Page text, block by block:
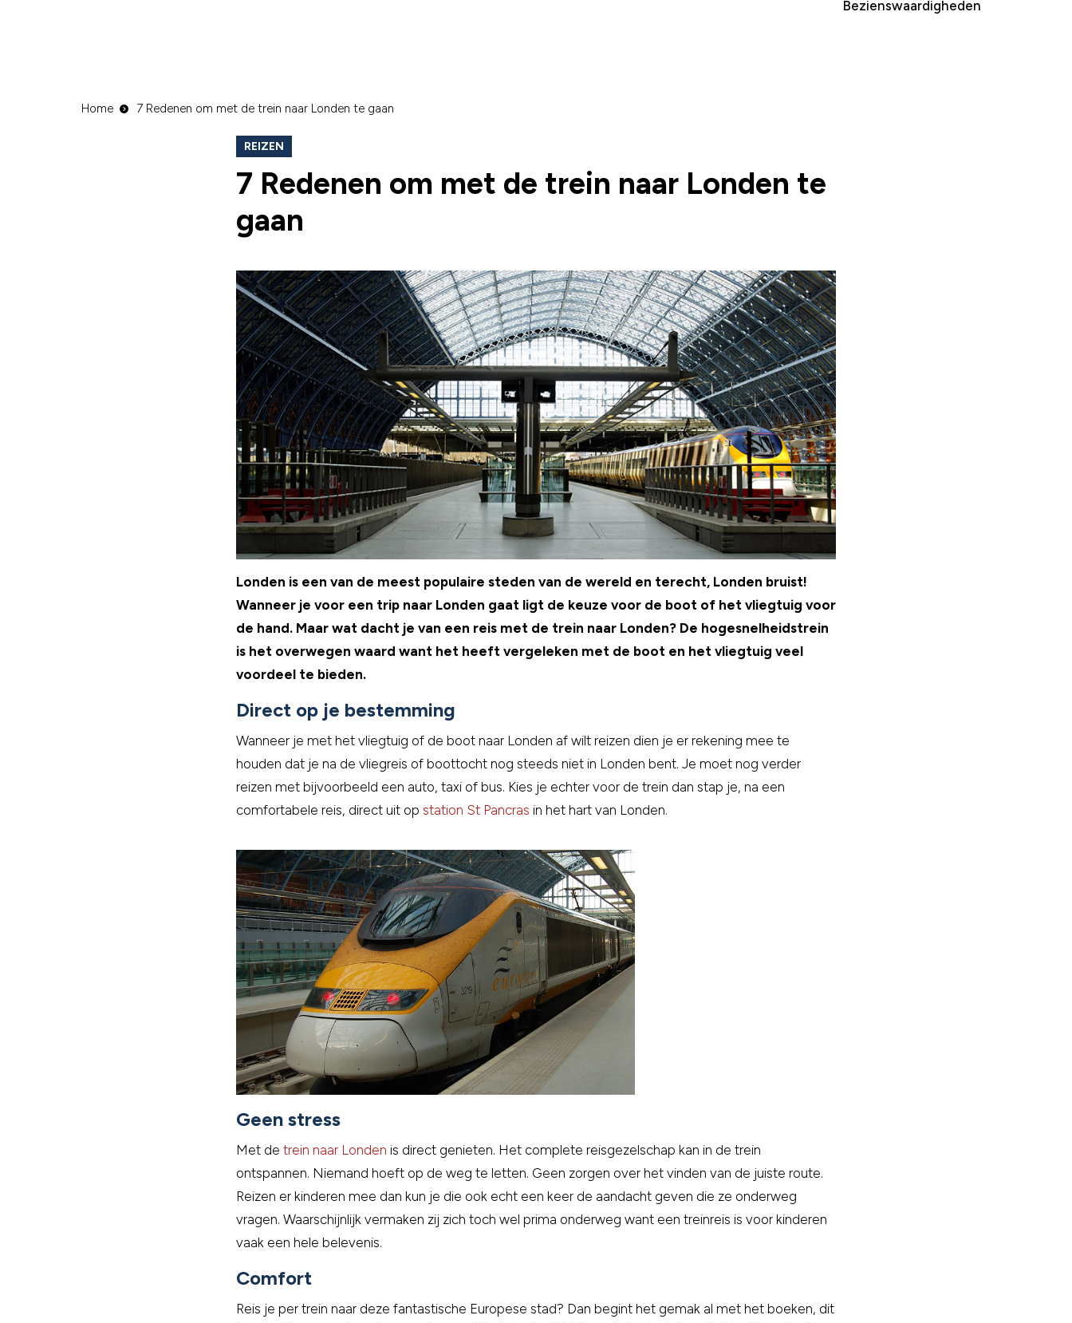
Bezienswaardigheden
Home 7 Redenen om met de trein naar Londen te gaan
REIZEN
7 Redenen om met de trein naar Londen te
gaan
Londen is een van de meest populaire steden van de wereld en terecht, Londen bruist!
Wanneer je voor een trip naar Londen gaat ligt de keuze voor de boot of het vliegtuig voor
de hand. Maar wat dacht je van een reis met de trein naar Londen? De hogesnelheidstrein
is het overwegen waard want het heeft vergeleken met de boot en het vliegtuig veel
voordeel te bieden.
Direct op je bestemming
Wanneer je met het vliegtuig of de boot naar Londen af wilt reizen dien je er rekening mee te
houden dat je na de vliegreis of boottocht nog steeds niet in Londen bent. Je moet nog verder
reizen met bijvoorbeeld een auto, taxi of bus. Kies je echter voor de trein dan stap je, na een
comfortabele reis, direct uit op station St Pancras in het hart van Londen.
Geen stress
Met de trein naar Londen is direct genieten. Het complete reisgezelschap kan in de trein
ontspannen. Niemand hoeft op de weg te letten. Geen zorgen over het vinden van de juiste route.
Reizen er kinderen mee dan kun je die ook echt een keer de aandacht geven die ze onderweg
vragen. Waarschijnlijk vermaken zij zich toch wel prima onderweg want een treinreis is voor kinderen
vaak een hele belevenis.
Comfort
Reis je per trein naar deze fantastische Europese stad? Dan begint het gemak al met het boeken, dit